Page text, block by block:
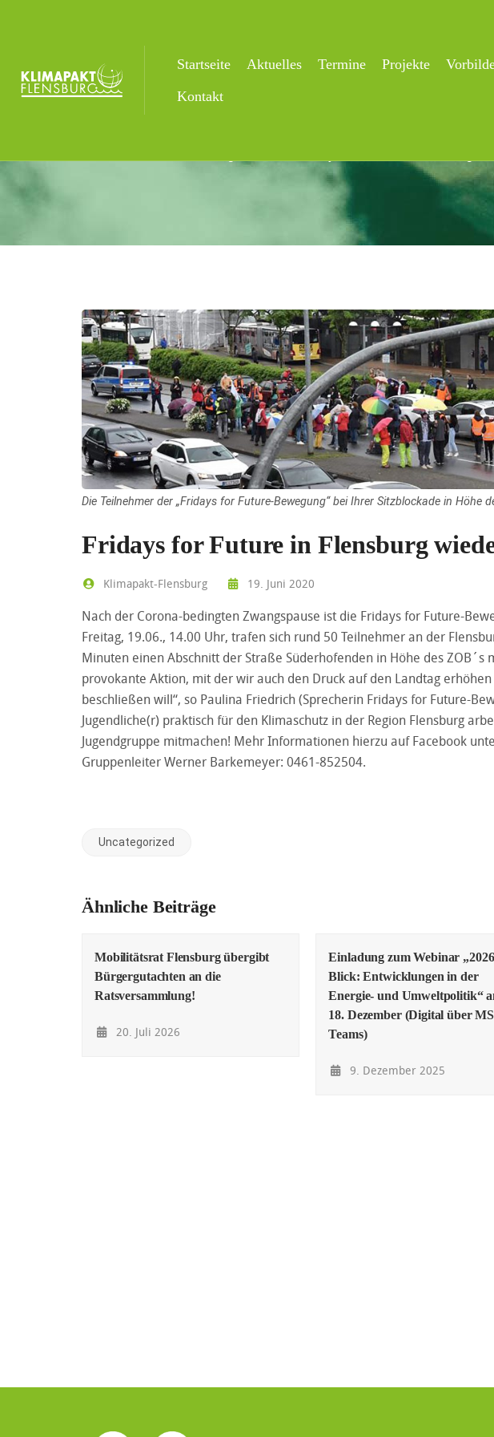
Startseite Aktuelles Termine Projekte
Kontakt
Aktuelles
Die Teilnehmer der „Fridays for Future-Bewegung“ bei Ihrer Sitzblockade in Höhe
Fridays for Future in Flensburg
Klimapakt-Flensburg 19. Juni 2020
Nach der Corona-bedingten Zwangspause ist die Fridays for Future-
Freitag, 19.06., 14.00 Uhr, trafen sich rund 50 Teilnehmer an der
Minuten einen Abschnitt der Straße Süderhofenden in Höhe des ZOB´s
provokante Aktion, mit der wir auch den Druck auf den Landtag
beschließen will“, so Paulina Friedrich (Sprecherin Fridays for Future-
Jugendliche(r) praktisch für den Klimaschutz in der Region Flensburg
Jugendgruppe mitmachen! Mehr Informationen hierzu auf Facebook
Gruppenleiter Werner Barkemeyer: 0461-852504.
Uncategorized
Ähnliche Beiträge
Mobilitätsrat Flensburg übergibt
Bürgergutachten an die
Ratsversammlung!
20. Juli 2026
Einladung zum Webinar
Blick: Entwicklungen in der
Energie- und Umweltpolitik“
18. Dezember (Digital über MS
Teams)
9. Dezember 2025